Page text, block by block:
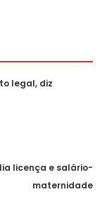
legal, diz
licença e salário-
maternidade